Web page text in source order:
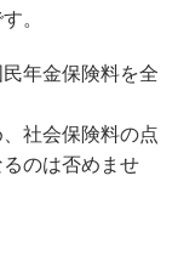
。
年金保険料を全
社会保険料の点
のは否めませ